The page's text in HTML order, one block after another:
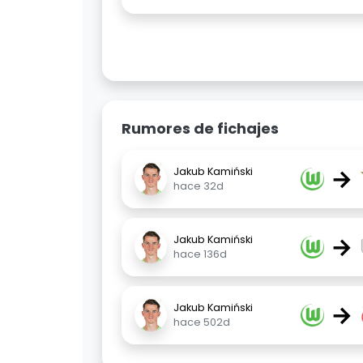
Rumores de fichajes
Jakub Kamiński
hace 32d
→
Jakub Kamiński
hace 136d
→
Jakub Kamiński
hace 502d
→